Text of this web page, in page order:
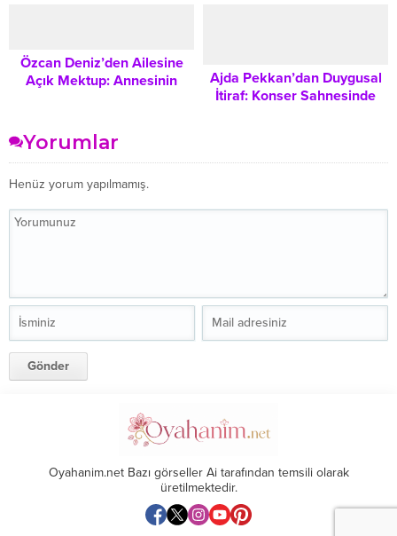
Özcan Deniz’den Ailesine
Açık Mektup: Annesinin
Ajda Pekkan’dan Duygusal
İtiraf: Konser Sahnesinde
Yorumlar
Henüz yorum yapılmamış.
Oyahanim.net Bazı görseller Ai tarafından temsili olarak
üretilmektedir.